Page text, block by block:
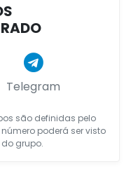
Telegram
são definidas pelo
poderá ser visto
grupo.